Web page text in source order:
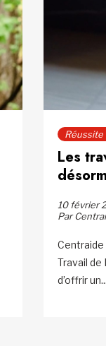
Réussite
Les
10 février
Par
Centraide
Travail de
d’offrir un...